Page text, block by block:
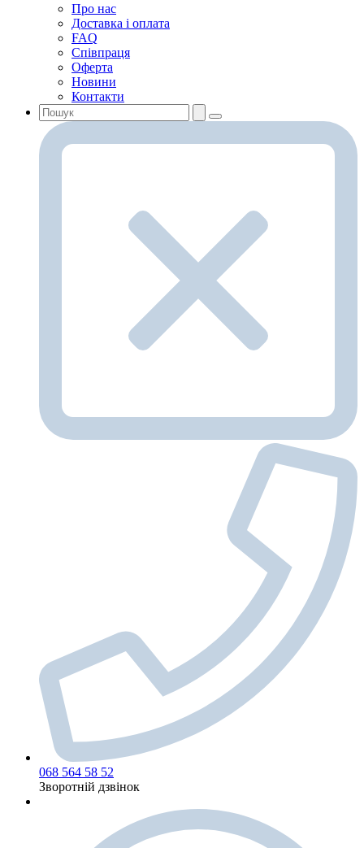
Про нас
Доставка і оплата
FAQ
Співпраця
Оферта
Новини
Контакти
068 564 58 52
Зворотній дзвінок